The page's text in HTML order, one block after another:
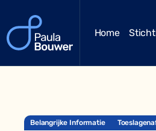
Home
Belangrijke Informatie